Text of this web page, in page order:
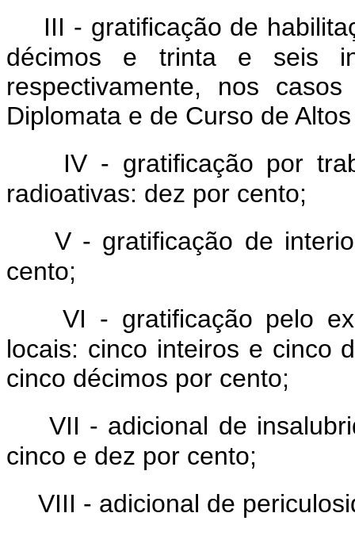
III - gratificação de
décimos e trinta e seis
respectivamente, nos
Diplomata e de Curso de
IV - gratificação por
radioativas: dez por cento;
V - gratificação de
cento;
VI - gratificação pelo
locais: cinco inteiros e cinco
cinco décimos por cento;
VII - adicional de
cinco e dez por cento;
VIII - adicional de